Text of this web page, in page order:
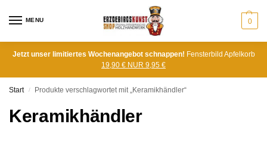
MENU 0
Jetzt unser limitiertes Wochenangebot schnappen! Fensterbild Apfelkorb
19,90 € NUR 9,95 €
Start / Produkte verschlagwortet mit „Keramikhändler“
Keramikhändler